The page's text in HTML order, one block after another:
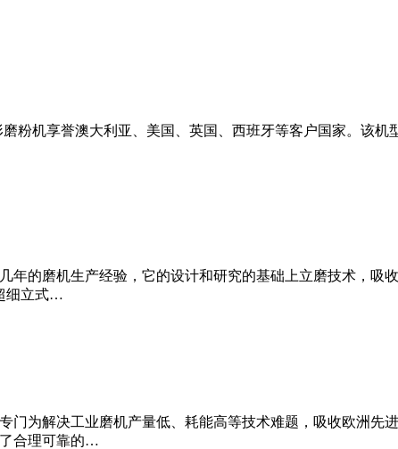
粉机享誉澳大利亚、美国、英国、西班牙等客户国家。该
年的磨机生产经验，它的设计和研究的基础上立磨技术，
细立式…
门为解决工业磨机产量低、耗能高等技术难题，吸收欧洲
合理可靠的…